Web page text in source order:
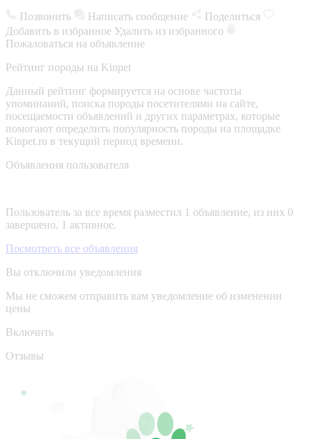
Позвонить Написать сообщение
Поделиться
Добавить в избранное Удалить из избранного
Пожаловаться на объявление
Рейтинг породы на Kinpet
Данный рейтинг формируется на основе частоты
упоминаний, поиска породы посетителями на сайте,
посещаемости объявлений и других параметрах, которые
помогают определить популярность породы на площадке
Kinpet.ru в текущий период времени.
Объявления пользователя
Пользователь за все время разместил 1 объявление, из них 0
завершено, 1 активное.
Посмотреть все объявления
Вы отключили уведомления
Мы не сможем отправить вам уведомление об изменении
цены
Включить
Отзывы